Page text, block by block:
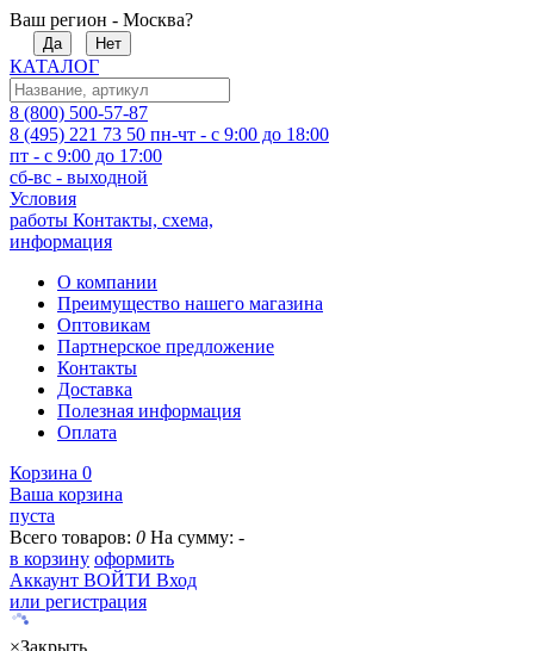
Ваш регион - Москва?
Да Нет
КАТАЛОГ
8 (800) 500-57-87
8 (495) 221 73 50 пн-чт - с 9:00 до 18:00
пт - с 9:00 до 17:00
сб-вс - выходной
Условия
работы Контакты, схема,
информация
О компании
Преимущество нашего магазина
Оптовикам
Партнерское предложение
Контакты
Доставка
Полезная информация
Оплата
Корзина 0
Ваша корзина
пуста
Всего товаров: 0 На сумму: -
в корзину оформить
Аккаунт ВОЙТИ Вход
или регистрация
×Закрыть